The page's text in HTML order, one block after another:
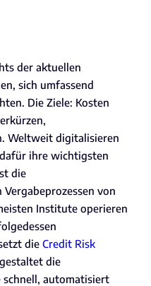
der aktuellen
sich umfassend
Die Ziele: Kosten
Weltweit digitalisieren
ihre wichtigsten
die
von
Institute operieren
die Credit Risk
die
schnell, automatisiert